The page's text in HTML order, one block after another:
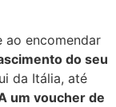
ao encomendar
do seu
da Itália, até
um voucher de